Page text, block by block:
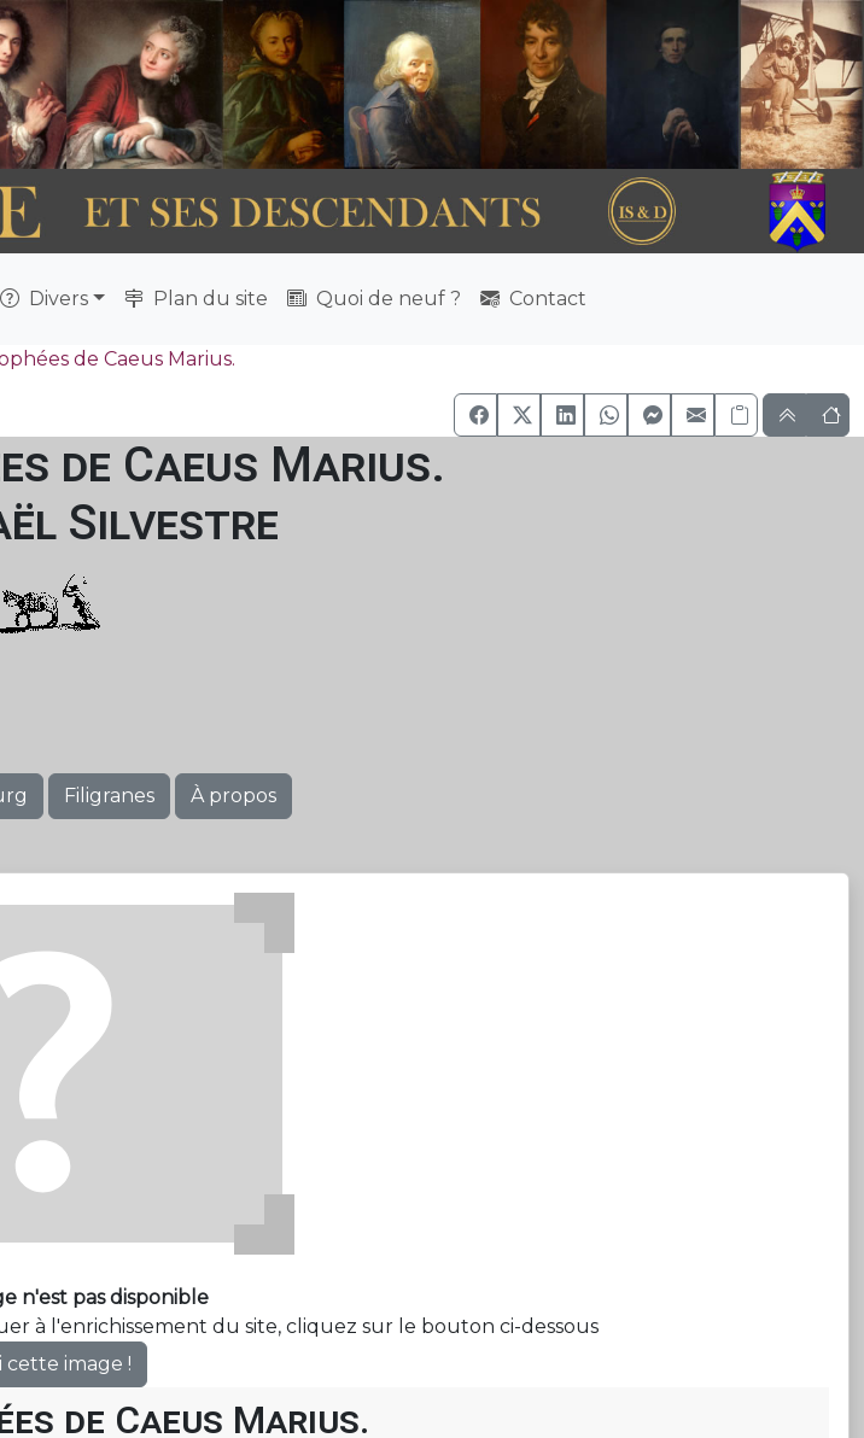
Divers Plan du site Quoi de neuf ? Contact
de Caeus Marius.
de Caeus Marius.
Silvestre
Filigranes À propos
n'est pas disponible
à l'enrichissement du site, cliquez sur le bouton ci-dessous
cette image !
de Caeus Marius.